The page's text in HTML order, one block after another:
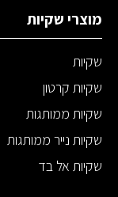
מוצרי שקיות
שקיות
שקיות קרטון
שקיות ממותגות
שקיות נייר ממותגות
שקיות אל בד